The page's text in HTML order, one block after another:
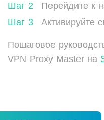
Шаг 2
Перейдите к
Шаг 3
Активируйте
Пошаговое
VPN Proxy Master на